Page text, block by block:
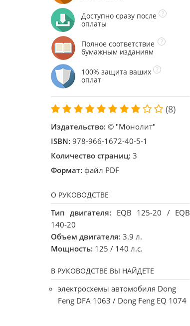
Доступно сразу после
оплаты
Полное соответствие
бумажным изданиям
100% защита ваших
оплат
(8)
Издательство: © "Монолит"
ISBN: 978-966-1672-40-5-1
Количество страниц: 3
Формат: файл PDF
О РУКОВОДСТВЕ
Тип двигателя: EQB 125-20 / EQB
140-20
Объем двигателя: 3.9 л.
Мощность: 125 / 140 л.с.
В РУКОВОДСТВЕ ВЫ НАЙДЕТЕ
электросхемы автомобиля Dong
Feng DFA 1063 / Dong Feng EQ 1074